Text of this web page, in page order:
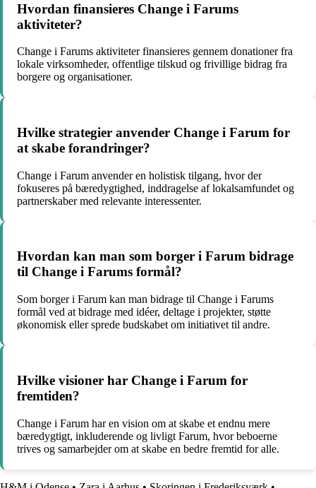
Hvordan finansieres Change i Farums
aktiviteter?
Change i Farums aktiviteter finansieres gennem donationer fra
lokale virksomheder, offentlige tilskud og frivillige bidrag fra
borgere og organisationer.
Hvilke strategier anvender Change i Farum for
at skabe forandringer?
Change i Farum anvender en holistisk tilgang, hvor der
fokuseres på bæredygtighed, inddragelse af lokalsamfundet og
partnerskaber med relevante interessenter.
Hvordan kan man som borger i Farum bidrage
til Change i Farums formål?
Som borger i Farum kan man bidrage til Change i Farums
formål ved at bidrage med idéer, deltage i projekter, støtte
økonomisk eller sprede budskabet om initiativet til andre.
Hvilke visioner har Change i Farum for
fremtiden?
Change i Farum har en vision om at skabe et endnu mere
bæredygtigt, inkluderende og livligt Farum, hvor beboerne
trives og samarbejder om at skabe en bedre fremtid for alle.